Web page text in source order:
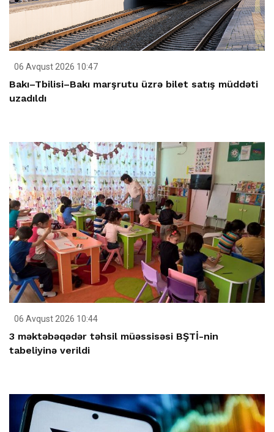
06 Avqust 2026 10:47
Bakı–Tbilisi–Bakı marşrutu üzrə bilet satış müddəti
uzadıldı
06 Avqust 2026 10:44
3 məktəbəqədər təhsil müəssisəsi BŞTİ-nin
tabeliyinə verildi